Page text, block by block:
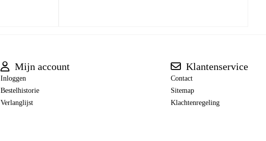
Mijn account
Inloggen
Bestelhistorie
Verlanglijst
Klantenservice
Contact
Sitemap
Klachtenregeling